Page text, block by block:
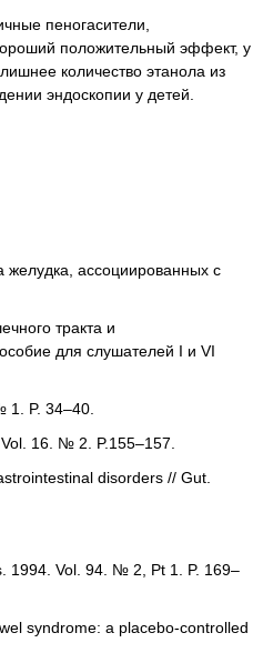
пеногасители,
положительный эффект, у
количество этанола из
эндоскопии у детей.
желудка, ассоциированных с
тракта и
для слушателей I и VI
1. P. 34–40.
16. № 2. P.155–157.
disorders // Gut.
1994. Vol. 94. № 2, Pt 1. P. 169–
syndrome: a placebo-controlled